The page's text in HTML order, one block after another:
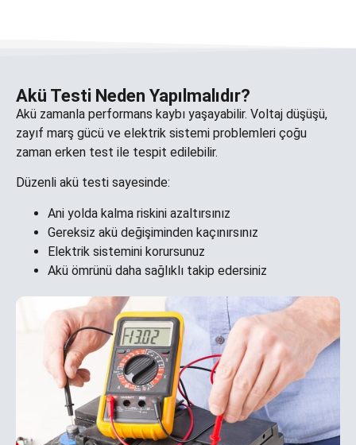
Akü Testi Neden Yapılmalıdır?
Akü zamanla performans kaybı yaşayabilir. Voltaj düşüşü,
zayıf marş gücü ve elektrik sistemi problemleri çoğu
zaman erken test ile tespit edilebilir.
Düzenli akü testi sayesinde:
Ani yolda kalma riskini azaltırsınız
Gereksiz akü değişiminden kaçınırsınız
Elektrik sistemini korursunuz
Akü ömrünü daha sağlıklı takip edersiniz